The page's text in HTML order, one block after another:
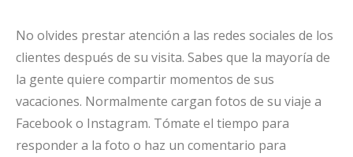
No olvides prestar atención a las redes sociales de los
clientes después de su visita. Sabes que la mayoría de
la gente quiere compartir momentos de sus
vacaciones. Normalmente cargan fotos de su viaje a
Facebook o Instagram. Tómate el tiempo para
responder a la foto o haz un comentario para